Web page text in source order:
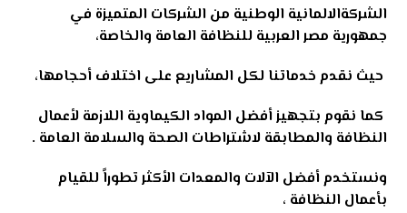
الشركةالالمانية الوطنية من الشركات المتميزة في
جمهورية مصر العربية للنظافة العامة والخاصة،
حيث نقدم خدماتنا لكل المشاريع على اختلاف أحجامها،
كما نقوم بتجهيز أفضل المواد الكيماوية اللازمة لأعمال
النظافة والمطابقة لاشتراطات الصحة والسلامة العامة .
ونستخدم أفضل الآلات والمعدات الأكثر تطوراً للقيام
بأعمال النظافة ،